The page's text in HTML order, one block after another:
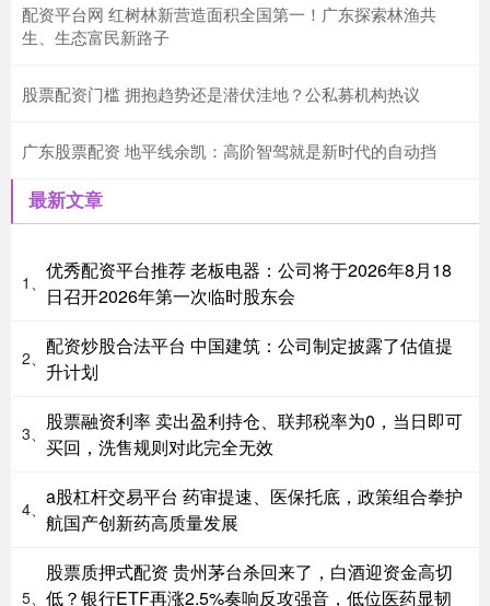
配资平台网 红树林新营造面积全国第一！广东探索林渔共
生、生态富民新路子
股票配资门槛 拥抱趋势还是潜伏洼地？公私募机构热议
广东股票配资 地平线余凯：高阶智驾就是新时代的自动挡
最新文章
1、
优秀配资平台推荐 老板电器：公司将于2026年8月18
日召开2026年第一次临时股东会
2、
配资炒股合法平台 中国建筑：公司制定披露了估值提
升计划
3、
股票融资利率 卖出盈利持仓、联邦税率为0，当日即可
买回，洗售规则对此完全无效
4、
a股杠杆交易平台 药审提速、医保托底，政策组合拳护
航国产创新药高质量发展
5、
股票质押式配资 贵州茅台杀回来了，白酒迎资金高切
低？银行ETF再涨2.5%奏响反攻强音，低位医药显韧